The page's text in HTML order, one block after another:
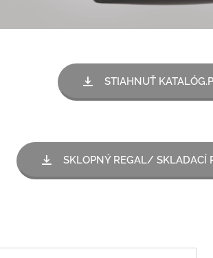
STIAHNUŤ
SKLOPNÝ REGAL/ SKLADACÍ